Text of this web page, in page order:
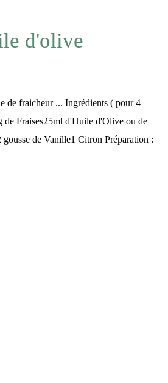
d'olive
de fraicheur ... Ingrédients ( pour 4
de Fraises25ml d'Huile d'Olive ou de
de Vanille1 Citron Préparation :